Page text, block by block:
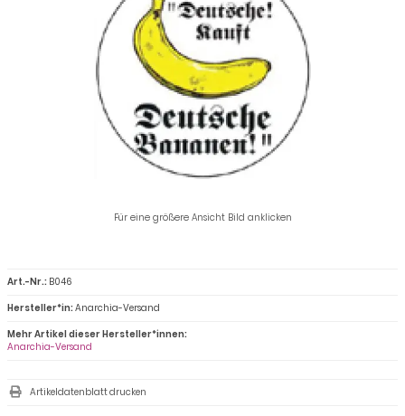
Für eine größere Ansicht Bild anklicken
Art.-Nr.: B046
Hersteller*in:Anarchia-Versand
Mehr Artikel dieser Hersteller*innen:
Anarchia-Versand
Artikeldatenblatt drucken